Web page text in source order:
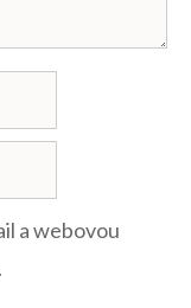
a webovou